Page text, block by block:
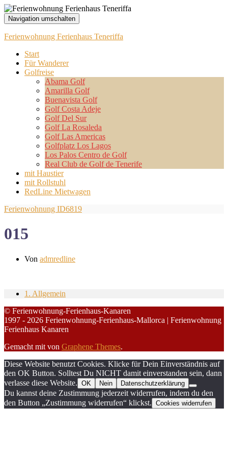
Navigation umschalten
Ferienwohnung Ferienhaus Teneriffa
Start
Für Wanderer
Golfreise
Abama Golf
Amarilla Golf
Buenavista Golf
Golf Costa Adeje
Golf Del Sur
Golf La Rosaleda
Golf Las Americas
Golfplatz Los Lagos
Los Palos Centro de Golf
Real Club de Golf de Tenerife
mit Haustier
mit Rollstuhl
RedLine Mietwagen
Ferienwohnung ID6819
015
Von admredline
1. Allgemein
© Ferienwohnung-Ferienhaus-Kanaren
1997 - 2026 Ferienwohnung-Ferienhaus-Mallorca | Ferienwohnung
Ferienhaus Kanaren
Gemacht mit von Graphene Themes.
Diese Website benutzt Cookies. Klicke für Dein Einverständnis auf
den OK Button. Solltest Du NICHT damit einverstanden sein, dann
verlasse diese Website. OK Nein Datenschutzerklärung
Du kannst deine Zustimmung jederzeit widerrufen, indem du den
den Button „Zustimmung widerrufen“ klickst. Cookies widerrufen